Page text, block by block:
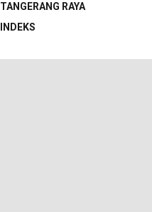
TANGERANG RAYA
INDEKS